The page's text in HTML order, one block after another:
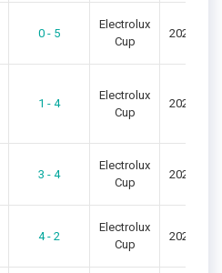
0 - 5
Electrolux
Cup
2024/
1 - 4
Electrolux
Cup
2024/
3 - 4
Electrolux
Cup
2024/
4 - 2
Electrolux
Cup
2024/